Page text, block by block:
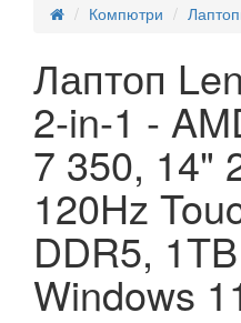
Компютри
Лаптоп
2-in-1 -
7 350, 14"
120Hz
DDR5,
Windows